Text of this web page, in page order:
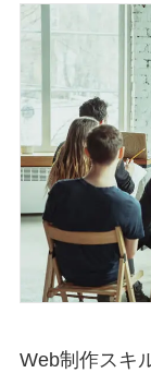
Web制作スキ